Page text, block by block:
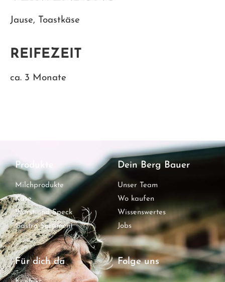
Jause, Toastkäse
REIFEZEIT
ca. 3 Monate
Produkte
Milchprodukte
Käse
Wurst und Speck
Gastro Sortiment
Dein Berg Bauer
Unser Team
Wo kaufen
Wissenswertes
Jobs
Für dich da Folge uns